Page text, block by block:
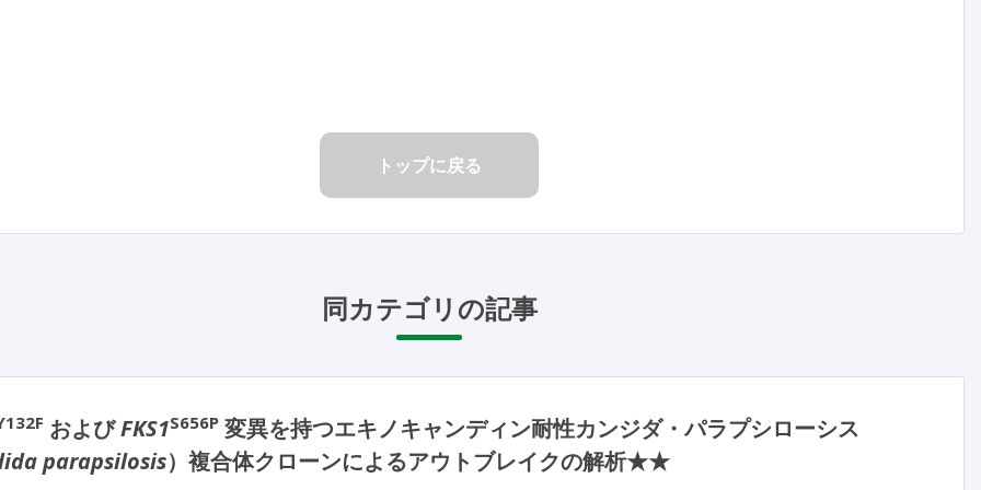
トップに戻る
同カテゴリの記事
およびFKS1S656P 変異を持つエキノキャンディン耐性カンジダ・パラプシローシス
parapsilosis）複合体クローンによるアウトブレイクの解析★★